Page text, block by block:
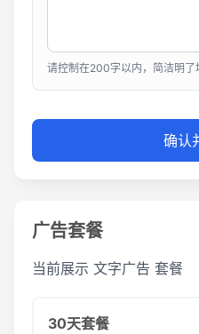
请控制在200字以内，简洁明了
确认
广告套餐
当前展示 文字广告 套餐
30天套餐